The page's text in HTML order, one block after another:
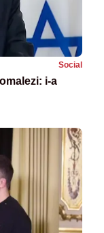
Social
i-a